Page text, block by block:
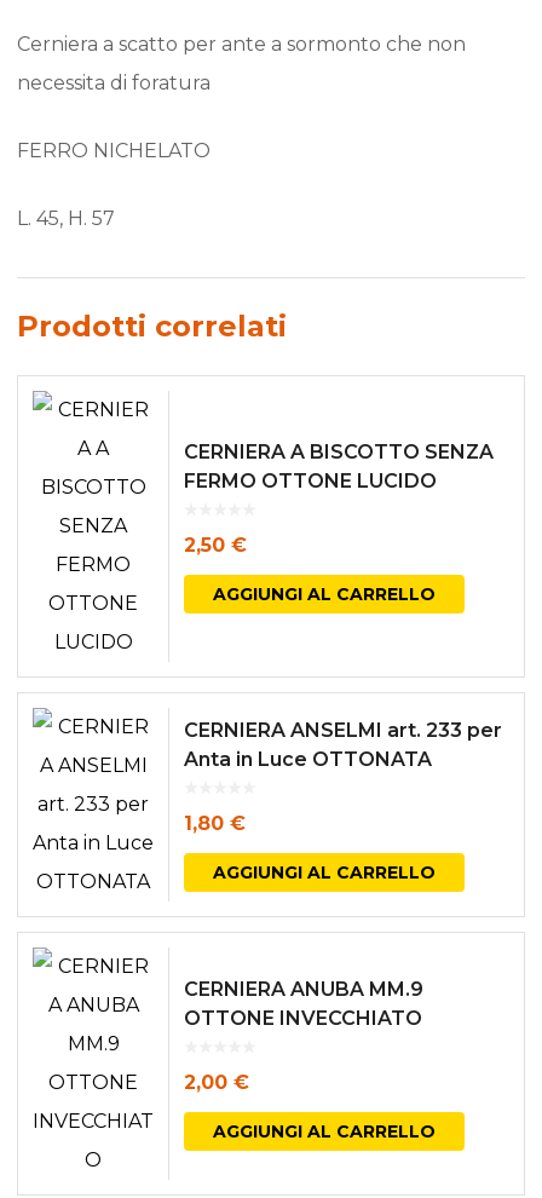
Cerniera a scatto per ante a sormonto che non
necessita di foratura
FERRO NICHELATO
L. 45, H. 57
Prodotti correlati
CERNIERA A BISCOTTO SENZA
FERMO OTTONE LUCIDO
2,50 €
AGGIUNGI AL CARRELLO
CERNIERA ANSELMI art. 233 per
Anta in Luce OTTONATA
1,80 €
AGGIUNGI AL CARRELLO
CERNIERA ANUBA MM.9
OTTONE INVECCHIATO
2,00 €
AGGIUNGI AL CARRELLO